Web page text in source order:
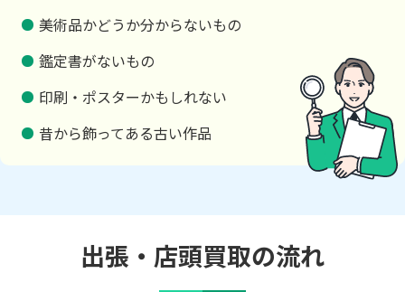
美術品かどうか分からないもの
鑑定書がないもの
印刷・ポスターかもしれない
昔から飾ってある古い作品
出張・店頭買取の流れ